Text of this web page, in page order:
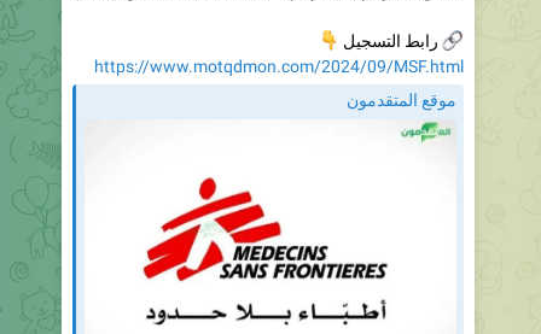
موقع المتقدمون